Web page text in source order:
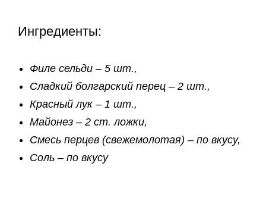
Ингредиенты:
Филе сельди – 5 шт.,
Сладкий болгарский перец – 2 шт.,
Красный лук – 1 шт.,
Майонез – 2 ст. ложки,
Смесь перцев (свежемолотая) – по вкусу,
Соль – по вкусу